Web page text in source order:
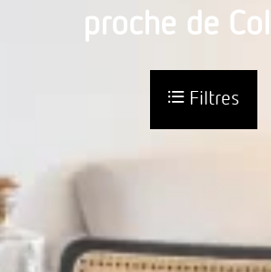
proche de
Filtres